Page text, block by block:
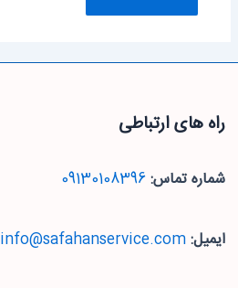
راه های ارتباطی
شماره تماس:09130108396
ایمیل:info@safahanservice.com